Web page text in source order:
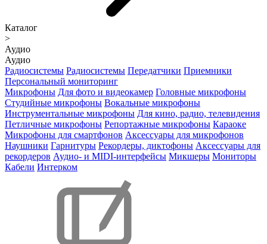
Каталог
>
Аудио
Аудио
Радиосистемы Радиосистемы Передатчики Приемники
Персональный мониторинг
Микрофоны Для фото и видеокамер Головные микрофоны
Студийные микрофоны Вокальные микрофоны
Инструментальные микрофоны Для кино, радио, телевидения
Петличные микрофоны Репортажные микрофоны Караоке
Микрофоны для смартфонов Аксессуары для микрофонов
Наушники Гарнитуры Рекордеры, диктофоны Аксессуары для
рекордеров Аудио- и MIDI-интерфейсы Микшеры Мониторы
Кабели Интерком